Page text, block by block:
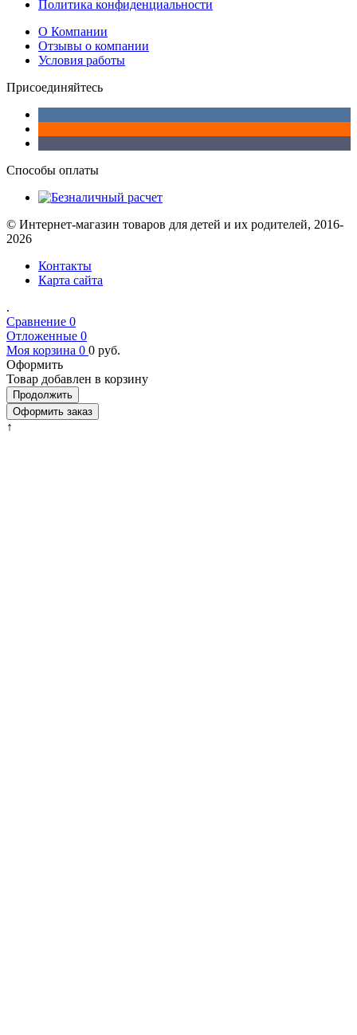
Политика конфиденциальности
О Компании
Отзывы о компании
Условия работы
Присоединяйтесь
Способы оплаты
© Интернет-магазин товаров для детей и их родителей, 2016-
2026
Контакты
Карта сайта
.
Сравнение 0
Отложенные 0
Моя корзина 0 0 руб.
Оформить
Товар добавлен в корзину
Продолжить
Оформить заказ
↑